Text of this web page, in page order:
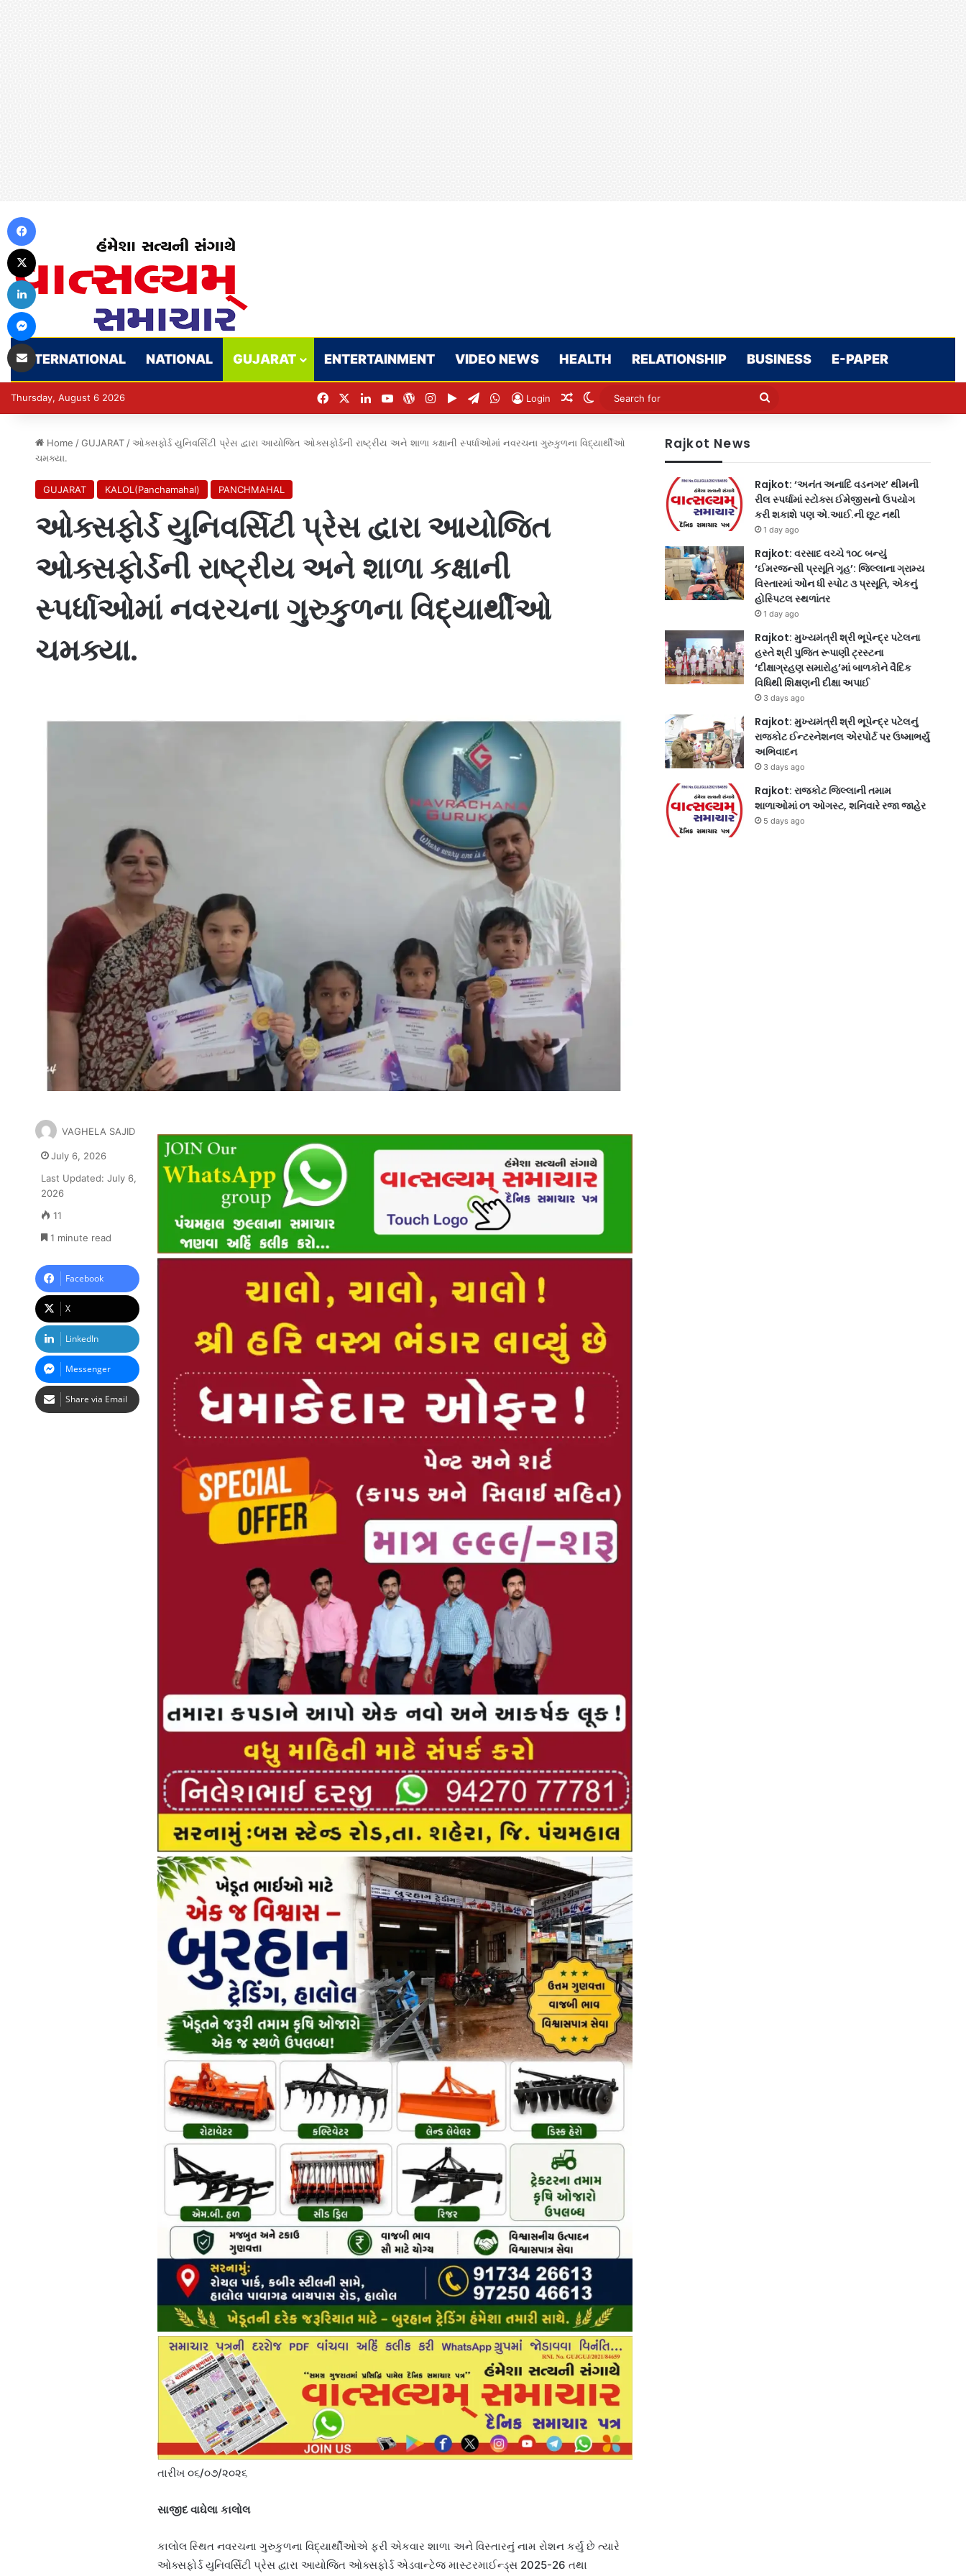
INTERNATIONAL NATIONAL GUJARAT ENTERTAINMENT VIDEO NEWS HEALTH RELATIONSHIP BUSINESS E-PAPER
Thursday, August 6 2026 FacebookLinkedInYouTubeWordPress
Instagram
Google Play
TelegramWhatsApp
Login Random Article
Switch skin
Search
Home / GUJARAT / ઓક્સફોર્ડ યુનિવર્સિટી પ્રેસ દ્વારા આયોજિત ઓક્સફોર્ડની રાષ્ટ્રીય અને શાળા કક્ષાની સ્પર્ધાઓમાં નવરચના ગુરુકુળના વિદ્યાર્થીઓ
ચમક્યા.
GUJARAT KALOL(Panchamahal) PANCHMAHAL
ઓક્સફોર્ડ યુનિવર્સિટી પ્રેસ દ્વારા આયોજિત
ઓક્સફોર્ડની રાષ્ટ્રીય અને શાળા કક્ષાની
સ્પર્ધાઓમાં નવરચના ગુરુકુળના વિદ્યાર્થીઓ
ચમક્યા.
તારીખ ૦૬/૦૭/૨૦૨૬
સાજીદ વાઘેલા કાલોલ
કાલોલ સ્થિત નવરચના ગુરુકુળના વિદ્યાર્થીઓએ ફરી એકવાર શાળા અને વિસ્તારનું નામ રોશન કર્યું છે ત્યારે
ઓક્સફોર્ડ યુનિવર્સિટી પ્રેસ દ્વારા આયોજિત ઓક્સફોર્ડ એડવાન્ટેજ માસ્ટરમાઈન્ડ્સ 2025-26 તથા
VAGHELA SAJID
July 6, 2026
Last Updated: July 6,
2026
11
1 minute read
Facebook
X
LinkedIn
Messenger
Share via Email
Rajkot News
Rajkot: ‘અનંત અનાદિ વડનગર’ થીમની
રીલ સ્પર્ધામાં સ્ટોક્સ ઈમેજીસનો ઉપયોગ
કરી શકાશે પણ એ.આઈ.ની છૂટ નથી
1 day ago
Rajkot: વરસાદ વચ્ચે ૧૦૮ બન્યું
‘ઈમરજન્સી પ્રસૂતિ ગૃહ’: જિલ્લાના ગ્રામ્ય
વિસ્તારમાં ઓન ધી સ્પોટ ૩ પ્રસૂતિ, એકનું
હોસ્પિટલ સ્થળાંતર
1 day ago
Rajkot: મુખ્યમંત્રી શ્રી ભૂપેન્દ્ર પટેલના
હસ્તે શ્રી પુજિત રૂપાણી ટ્રસ્ટના
‘દીક્ષાગ્રહણ સમારોહ’માં બાળકોને વૈદિક
વિધિથી શિક્ષણની દીક્ષા અપાઈ
3 days ago
Rajkot: મુખ્યમંત્રી શ્રી ભૂપેન્દ્ર પટેલનું
રાજકોટ ઈન્ટરનેશનલ એરપોર્ટ પર ઉષ્માભર્યું
અભિવાદન
3 days ago
Rajkot: રાજકોટ જિલ્લાની તમામ
શાળાઓમાં ૦૧ ઓગસ્ટ, શનિવારે રજા જાહેર
5 days ago
LinkedIn